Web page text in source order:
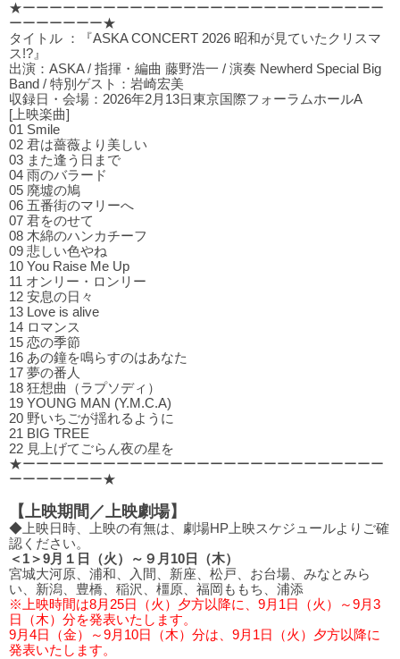
★ーーーーーーーーーーーーーーーーーーーーーーーーーーー
ーーーーーーー★
タイトル ：『ASKA CONCERT 2026 昭和が見ていたクリスマ
ス!?』
出演：ASKA / 指揮・編曲 藤野浩一 / 演奏 Newherd Special Big
Band / 特別ゲスト：岩崎宏美
収録日・会場：2026年2月13日東京国際フォーラムホールA
[上映楽曲]
01 Smile
02 君は薔薇より美しい
03 また逢う⽇まで
04 ⾬のバラード
05 廃墟の鳩
06 五番街のマリーへ
07 君をのせて
08 木綿のハンカチーフ
09 悲しい⾊やね
10 You Raise Me Up
11 オンリー・ロンリー
12 安息の⽇々
13 Love is alive
14 ロマンス
15 恋の季節
16 あの鐘を鳴らすのはあなた
17 夢の番⼈
18 狂想曲（ラプソディ）
19 YOUNG MAN (Y.M.C.A)
20 野いちごが揺れるように
21 BIG TREE
22 ⾒上げてごらん夜の星を
★ーーーーーーーーーーーーーーーーーーーーーーーーーーー
ーーーーーーー★
【上映期間／上映劇場】
◆上映日時、上映の有無は、劇場HP上映スケジュールよりご確
認ください。
＜1＞9月１日（火）～９月10日（木）
宮城大河原、浦和、入間、新座、松戸、お台場、みなとみら
い、新潟、豊橋、稲沢、橿原、福岡ももち、浦添
※上映時間は8月25日（火）夕方以降に、9月1日（火）～9月3
日（木）分を発表いたします。
9月4日（金）～9月10日（木）分は、9月1日（火）夕方以降に
発表いたします。